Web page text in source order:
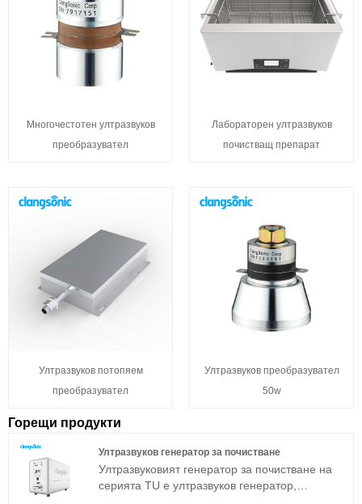
Многочестотен ултразвуков
преобразувател
Лабораторен ултразвуков
почистващ препарат
Ултразвуков потопяем
преобразувател
Ултразвуков преобразувател
50w
Горещи продукти
Ултразвуков генератор за почистване
Ултразвуковият генератор за почистване на
серията TU е ултразвуков генератор,